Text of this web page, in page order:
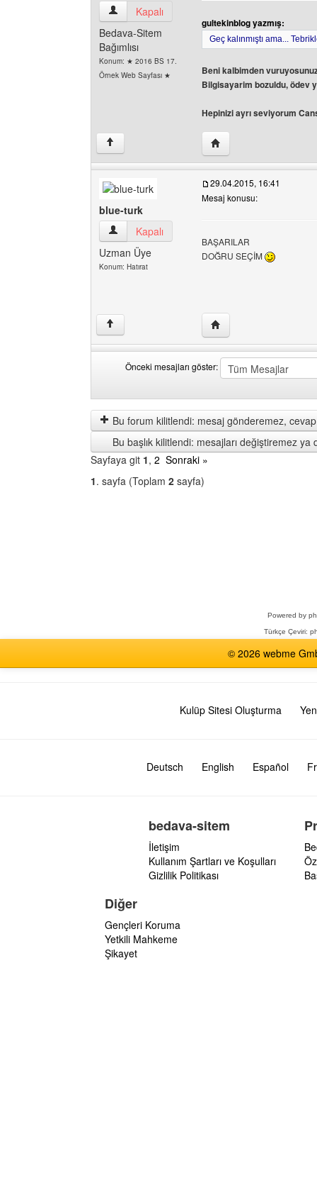
radyomaskot Kullanıcının profilini görüntüle
Kapalı
Bedava-Sitem
Bağımlısı
Konum: ★ 2016 BS 17.
Örnek Web Sayfası ★
gultekinblog yazmış:
Geç kalınmıştı ama...
Beni kalbimden
Bilgisayarim bozuldu, ödev
Hepinizi ayrı seviyorum
↑ Yazarın web sitesini
blue-turk
blue-turk Kullanıcının profilini görüntüle
Kapalı
Uzman Üye
Konum: Hatırat
29.04.2015, 16:41
Mesaj konusu:
BAŞARILAR
DOĞRU SEÇİM
↑ Yazarın web sitesini
Önceki mesajları göster:
mesajları
göster
by
Bu forum kilitlendi: mesaj gönderemez,
Bu başlık kilitlendi: mesajları değiştiremez ya
Sayfaya git 1, 2 Sonraki »
1. sayfa (Toplam 2 sayfa)
Powered by
Türkçe Çeviri:
© 2026 webme
Kulüp Sitesi Oluşturma
Deutsch English Español
bedava-sitem
İletişim
Kullanım Şartları ve Koşulları
Gizlilik Politikası
Diğer
Gençleri Koruma
Yetkili Mahkeme
Şikayet